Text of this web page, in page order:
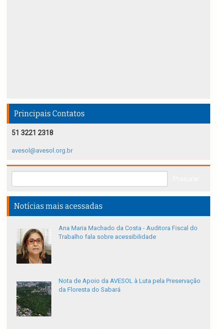
Principais Contatos
51 3221 2318
avesol@avesol.org.br
Notícias mais acessadas
Ana Maria Machado da Costa - Auditora Fiscal do
Trabalho fala sobre acessibilidade
Nota de Apoio da AVESOL à Luta pela Preservação
da Floresta do Sabará